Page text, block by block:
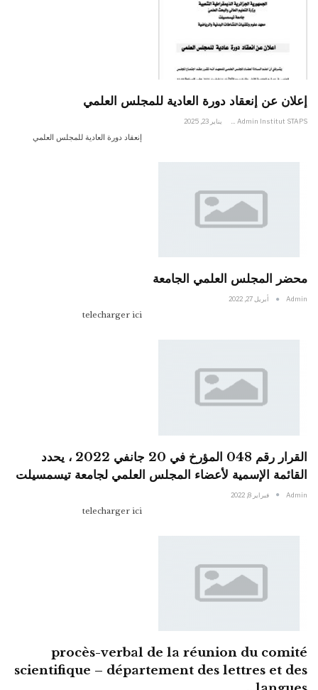
إعلان عن إنعقاد دورة العادية للمجلس العلمي
يناير 23, 2025
إنعقاد دورة العادية للمجلس العلمي
محضر المجلس العلمي الجامعة
Admin أبريل 27, 2022
telecharger ici
القرار رقم 048 المؤرخ في 20 جانفي 2022 ، يحدد
القائمة الإسمية لأعضاء المجلس العلمي لجامعة تيسمسيلت
Admin فبراير 8, 2022
telecharger ici
procès-verbal de la réunion du comité
scientifique – département des lettres et des